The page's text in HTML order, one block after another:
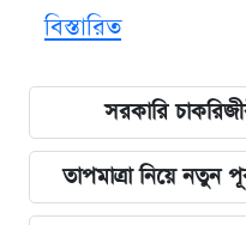
বিস্তারিত
সরকারি
তাপমাত্রা নিয়ে নতুন